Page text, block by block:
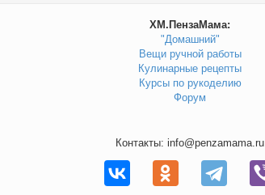
ХМ.ПензаМама:
"Домашний"
Вещи ручной работы
Кулинарные рецепты
Курсы по рукоделию
Форум
Контакты: info@penzamama.ru